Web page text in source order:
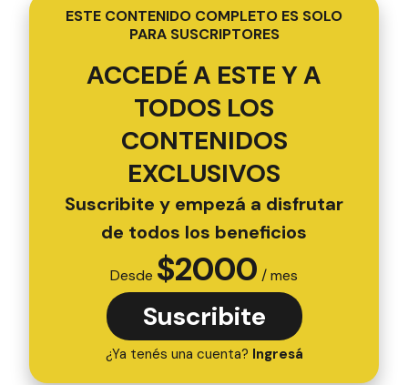
ESTE CONTENIDO COMPLETO ES SOLO
PARA SUSCRIPTORES
ACCEDÉ A ESTE Y A
TODOS LOS
CONTENIDOS
EXCLUSIVOS
Suscribite y empezá a disfrutar
de todos los beneficios
Desde $2000 / mes
Suscribite
¿Ya tenés una cuenta? Ingresá